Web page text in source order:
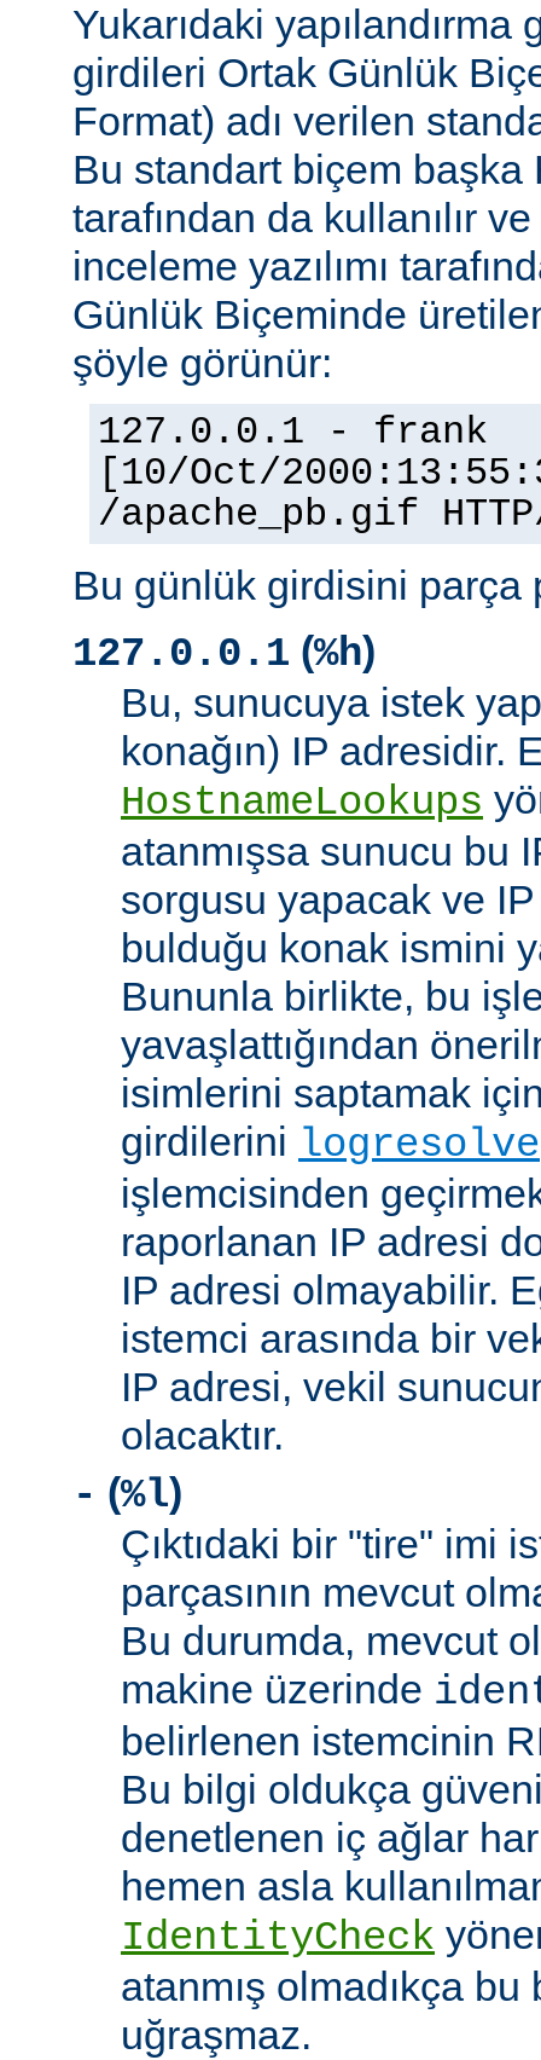
Yukarıdaki yapılandırma
girdileri Ortak Günlük
Format) adı verilen
Bu standart biçem başka
tarafından da kullanılır
inceleme yazılımı
Günlük Biçeminde
şöyle görünür:
127.0.0.1 - frank
[10/Oct/
/apache_pb.gif
Bu günlük girdisini parça
127.0.0.1 (%h)
Bu, sunucuya istek
konağın) IP adresidir.
HostnameLookups
atanmışsa sunucu bu
sorgusu yapacak ve
bulduğu konak ismini
Bununla birlikte, bu
yavaşlattığından
isimlerini saptamak
girdilerini logresolve
işlemcisinden
raporlanan IP adresi
IP adresi olmayabilir.
istemci arasında bir
IP adresi, vekil
olacaktır.
- (%l)
Çıktıdaki bir "tire" imi
parçasının mevcut
Bu durumda, mevcut
makine üzerinde
belirlenen istemcinin
Bu bilgi oldukça
denetlenen iç ağlar
hemen asla
IdentityCheck
atanmış olmadıkça
uğraşmaz.